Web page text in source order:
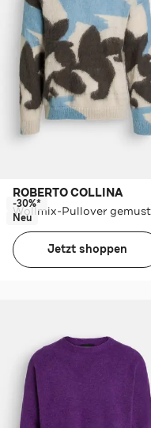
ROBERTO COLLINA
-30%*
Neu
Jetzt shoppen